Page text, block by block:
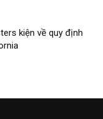
kiện về quy định